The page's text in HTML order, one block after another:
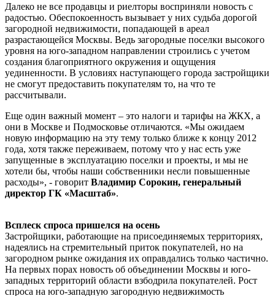
Далеко не все продавцы и риелторы восприняли новость с
радостью. Обеспокоенность вызывает у них судьба дорогой
загородной недвижимости, попадающей в ареал
разрастающейся Москвы. Ведь загородные поселки высокого
уровня на юго-западном направлении строились с учетом
создания благоприятного окружения и ощущения
уединенности. В условиях наступающего города застройщики
не смогут предоставить покупателям то, на что те
рассчитывали.
Еще один важный момент – это налоги и тарифы на ЖКХ, а
они в Москве и Подмосковье отличаются. «Мы ожидаем
новую информацию на эту тему только ближе к концу 2012
года, хотя также переживаем, потому что у нас есть уже
запущенные в эксплуатацию поселки и проекты, и мы не
хотели бы, чтобы наши собственники несли повышенные
расходы», - говорит Владимир Сорокин, генеральный
директор ГК «Масштаб».
Всплеск спроса пришелся на осень
Застройщики, работающие на присоединяемых территориях,
надеялись на стремительный приток покупателей, но на
загородном рынке ожидания их оправдались только частично.
На первых порах новость об объединении Москвы и юго-
западных территорий области взбодрила покупателей. Рост
спроса на юго-западную загородную недвижимость